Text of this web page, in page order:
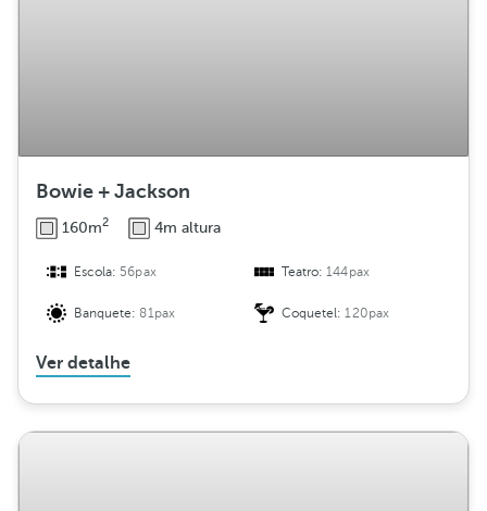
Bowie + Jackson
160m2 4m altura
Escola: 56pax Teatro:144pax
Banquete:81pax Coquetel:120pax
Ver detalhe